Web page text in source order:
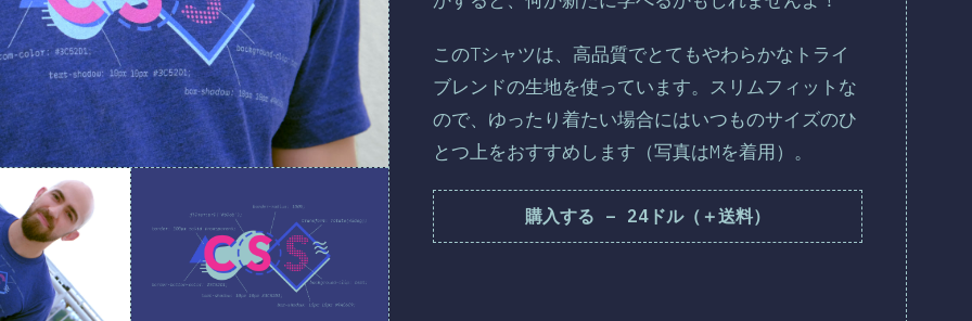
このTシャツは、高品質でとてもやわらかなトライ
ブレンドの生地を使っています。スリムフィットな
ので、ゆったり着たい場合にはいつものサイズのひ
とつ上をおすすめします（写真はMを着用）。
購入する – 24ドル（＋送料）